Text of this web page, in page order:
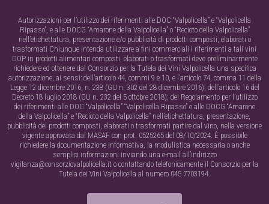
Autorizzazioni per l’utilizzo dei riferimenti alle DOC “Valpolicella” e “Valpolicella
Ripasso”, e alle DOCG “Amarone della Valpolicella” o “Recioto della Valpolicella”
nell’etichettatura, presentazione e/o pubblicità di prodotti composti, elaborati o
trasformati Chiunque intenda utilizzare a fini commerciali i riferimenti a tali vini
DOP in prodotti alimentari composti, elaborati o trasformati deve preliminarmente
richiedere ed ottenere dal Consorzio per la Tutela dei Vini Valpolicella una specifica
autorizzazione, ai sensi: dell’articolo 44, commi 9 e 10, e l’articolo 74, comma 11 della
Legge 12 dicembre 2016, n. 238 (GU n. 302 del 28 dicembre 2016); dell’articolo 16 del
Decreto 18 luglio 2018 (GU n. 232 del 5 ottobre 2018); del Regolamento per l’utilizzo
dei riferimenti alle DOC “Valpolicella” “Valpolicella Ripasso” e alle DOCG “Amarone
della Valpolicella” e “Recioto della Valpolicella” nell’etichettatura, presentazione,
pubblicità dei prodotti composti, elaborati o trasformati partire dal vino, nella versione
vigente approvata dal MASAF con prot. 0525265 del 08/10/2024. È possibile
richiedere la documentazione informativa, la modulistica necessaria o anche
semplici informazioni inviando una e-mail all’indirizzo
vigilanza@consorziovalpolicella.it o contattando telefonicamente il Consorzio per la
Tutela dei Vini Valpolicella al numero 045 7703194.